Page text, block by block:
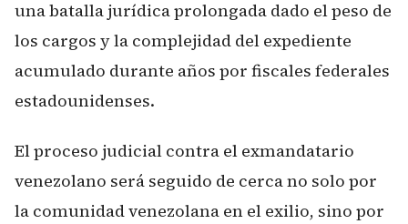
una batalla jurídica prolongada dado el peso de
los cargos y la complejidad del expediente
acumulado durante años por fiscales federales
estadounidenses.
El proceso judicial contra el exmandatario
venezolano será seguido de cerca no solo por
la comunidad venezolana en el exilio, sino por